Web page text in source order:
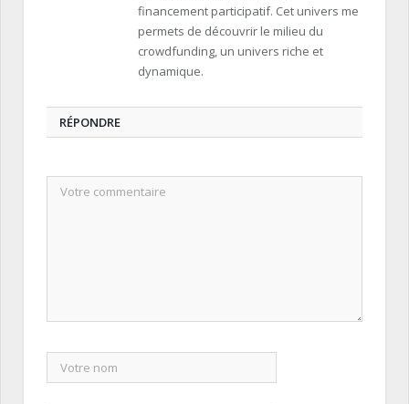
financement participatif. Cet univers me
permets de découvrir le milieu du
crowdfunding, un univers riche et
dynamique.
RÉPONDRE